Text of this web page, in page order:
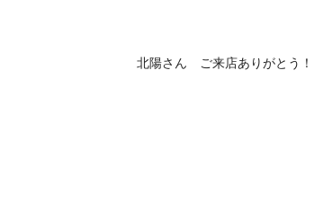
北陽さん ご来店ありがとう！